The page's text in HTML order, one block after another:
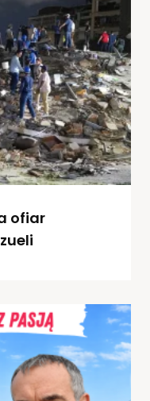
ofiar